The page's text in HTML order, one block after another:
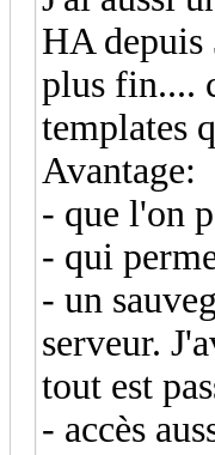
HA depuis
plus fin....
templates
Avantage:
- que l'on
- qui
- un
serveur.
tout est
- accès